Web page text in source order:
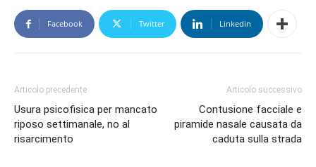
Facebook Twitter Linkedin
Articolo precedente
Usura psicofisica per mancato
riposo settimanale, no al
risarcimento
Articolo successivo
Contusione facciale e
piramide nasale causata da
caduta sulla strada